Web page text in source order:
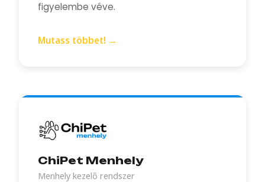
figyelembe véve.
Mutass többet! →
ChiPet Menhely
Menhely kezelő rendszer